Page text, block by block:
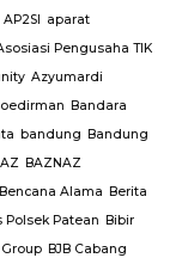
AP2SI aparat
Pengusaha TIK
Azyumardi
Bandara
bandung Bandung
BAZNAZ
Bencana Alama Berita
Patean Bibir
BJB Cabang